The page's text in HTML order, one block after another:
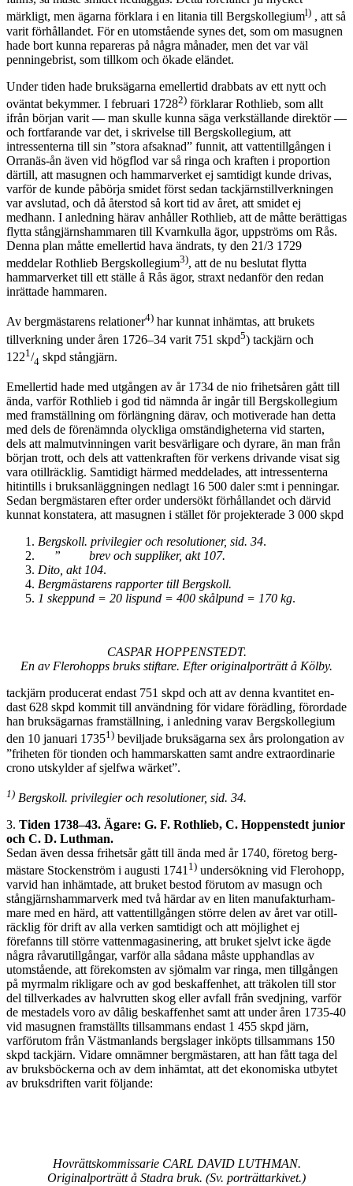
märkligt, men ägarna förklara i en litania till Bergskollegiuml) , att så
varit förhållandet. För en utomstående synes det, som om masugnen
hade bort kunna repareras på några månader, men det var väl
penningebrist, som tillkom och ökade eländet.
Under tiden hade bruksägarna emellertid drabbats av ett nytt och
oväntat bekymmer. I februari 17282) förklarar Rothlieb, som allt
ifrån början varit — man skulle kunna säga verkställande direktör —
och fortfarande var det, i skrivelse till Bergskollegium, att
intressenterna till sin ”stora afsaknad” funnit, att vattentillgången i
Orranäs-ån även vid högflod var så ringa och kraften i proportion
därtill, att masugnen och hammarverket ej samtidigt kunde drivas,
varför de kunde påbörja smidet först sedan tackjärnstillverkningen
var avslutad, och då återstod så kort tid av året, att smidet ej
medhann. I anledning härav anhåller Rothlieb, att de måtte berättigas
flytta stångjärnshammaren till Kvarnkulla ägor, uppströms om Rås.
Denna plan måtte emellertid hava ändrats, ty den 21/3 1729
meddelar Rothlieb Bergskollegium3), att de nu beslutat flytta
hammarverket till ett ställe å Rås ägor, straxt nedanför den redan
inrättade hammaren.
Av bergmästarens relationer4) har kunnat inhämtas, att brukets
tillverkning under åren 1726–34 varit 751 skpd5) tackjärn och
1221 /4 skpd stångjärn.
Emellertid hade med utgången av år 1734 de nio frihetsåren gått till
ända, varför Rothlieb i god tid nämnda år ingår till Bergskollegium
med framställning om förlängning därav, och motiverade han detta
med dels de förenämnda olyckliga omständigheterna vid starten,
dels att malmutvinningen varit besvärligare och dyrare, än man från
början trott, och dels att vattenkraften för verkens drivande visat sig
vara otillräcklig. Samtidigt härmed meddelades, att intressenterna
hitintills i bruksanläggningen nedlagt 16 500 daler s:mt i penningar.
Sedan bergmästaren efter order undersökt förhållandet och därvid
kunnat konstatera, att masugnen i stället för projekterade 3 000 skpd
Bergskoll. privilegier och resolutioner, sid. 34.
” brev och suppliker, akt 107.
Dito, akt 104.
Bergmästarens rapporter till Bergskoll.
1 skeppund = 20 lispund = 400 skålpund = 170 kg.
CASPAR HOPPENSTEDT.
En av Flerohopps bruks stiftare. Efter originalporträtt å Kölby.
tackjärn producerat endast 751 skpd och att av denna kvantitet en­
dast 628 skpd kommit till användning för vidare förädling, förordade
han bruksägarnas framställning, i anledning varav Bergskollegium
den 10 januari 17351) beviljade bruksägarna sex års prolongation av
”friheten för tionden och hammarskatten samt andre extraordinarie
crono utskylder af sjelfwa wärket”.
1) Bergskoll. privilegier och resolutioner, sid. 34.
3. Tiden 1738–43. Ägare: G. F. Rothlieb, C. Hoppenstedt junior
och C. D. Luthman.
Sedan även dessa frihetsår gått till ända med år 1740, företog berg­
mästare Stockenström i augusti 17411) undersökning vid Flerohopp,
varvid han inhämtade, att bruket bestod förutom av masugn och
stångjärnshammarverk med två härdar av en liten manufakturham­
mare med en härd, att vattentillgången större delen av året var otill­
räcklig för drift av alla verken samtidigt och att möjlighet ej
förefanns till större vattenmagasinering, att bruket sjelvt icke ägde
några råvarutillgångar, varför alla sådana måste upphandlas av
utomstående, att förekomsten av sjömalm var ringa, men tillgången
på myrmalm rikligare och av god beskaffenhet, att träkolen till stor
del tillverkades av halvrutten skog eller avfall från svedjning, varför
de mestadels voro av dålig beskaffenhet samt att under åren 1735-40
vid masugnen framställts tillsammans endast 1 455 skpd järn,
varförutom från Västmanlands bergslager inköpts tillsammans 150
skpd tackjärn. Vidare omnämner bergmästaren, att han fått taga del
av bruksböckerna och av dem inhämtat, att det ekonomiska utbytet
av bruksdriften varit följande:
Hovrättskommissarie CARL DAVID LUTHMAN.
Originalporträtt å Stadra bruk. (Sv. porträttarkivet.)